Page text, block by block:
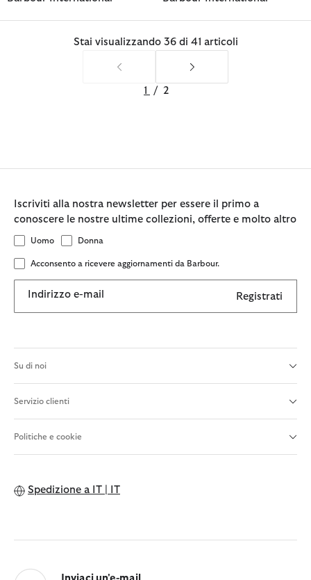
Stai visualizzando 36 di 41 articoli
1 / 2
Iscriviti alla nostra newsletter per essere il primo a
conoscere le nostre ultime collezioni, offerte e molto altro
Uomo Donna
Acconsento a ricevere aggiornamenti da Barbour.
Indirizzo e-mail Registrati
Su di noi
Servizio clienti
Politiche e cookie
Spedizione a IT | IT